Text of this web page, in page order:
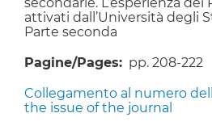
attivati dall’Università degli
Parte seconda
Pagine/Pages
pp. 208-222
Collegamento al numero
the issue of the journal